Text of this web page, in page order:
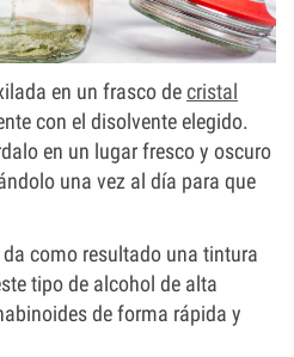
en un frasco decristal
con el disolvente elegido.
en un lugar fresco y oscuro
una vez al día para que
como resultado una tintura
tipo de alcohol de alta
de forma rápida y